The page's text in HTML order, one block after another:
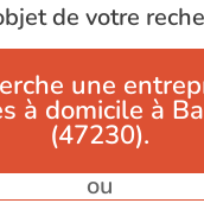
de votre
une
à domicile à
(47230).
ou